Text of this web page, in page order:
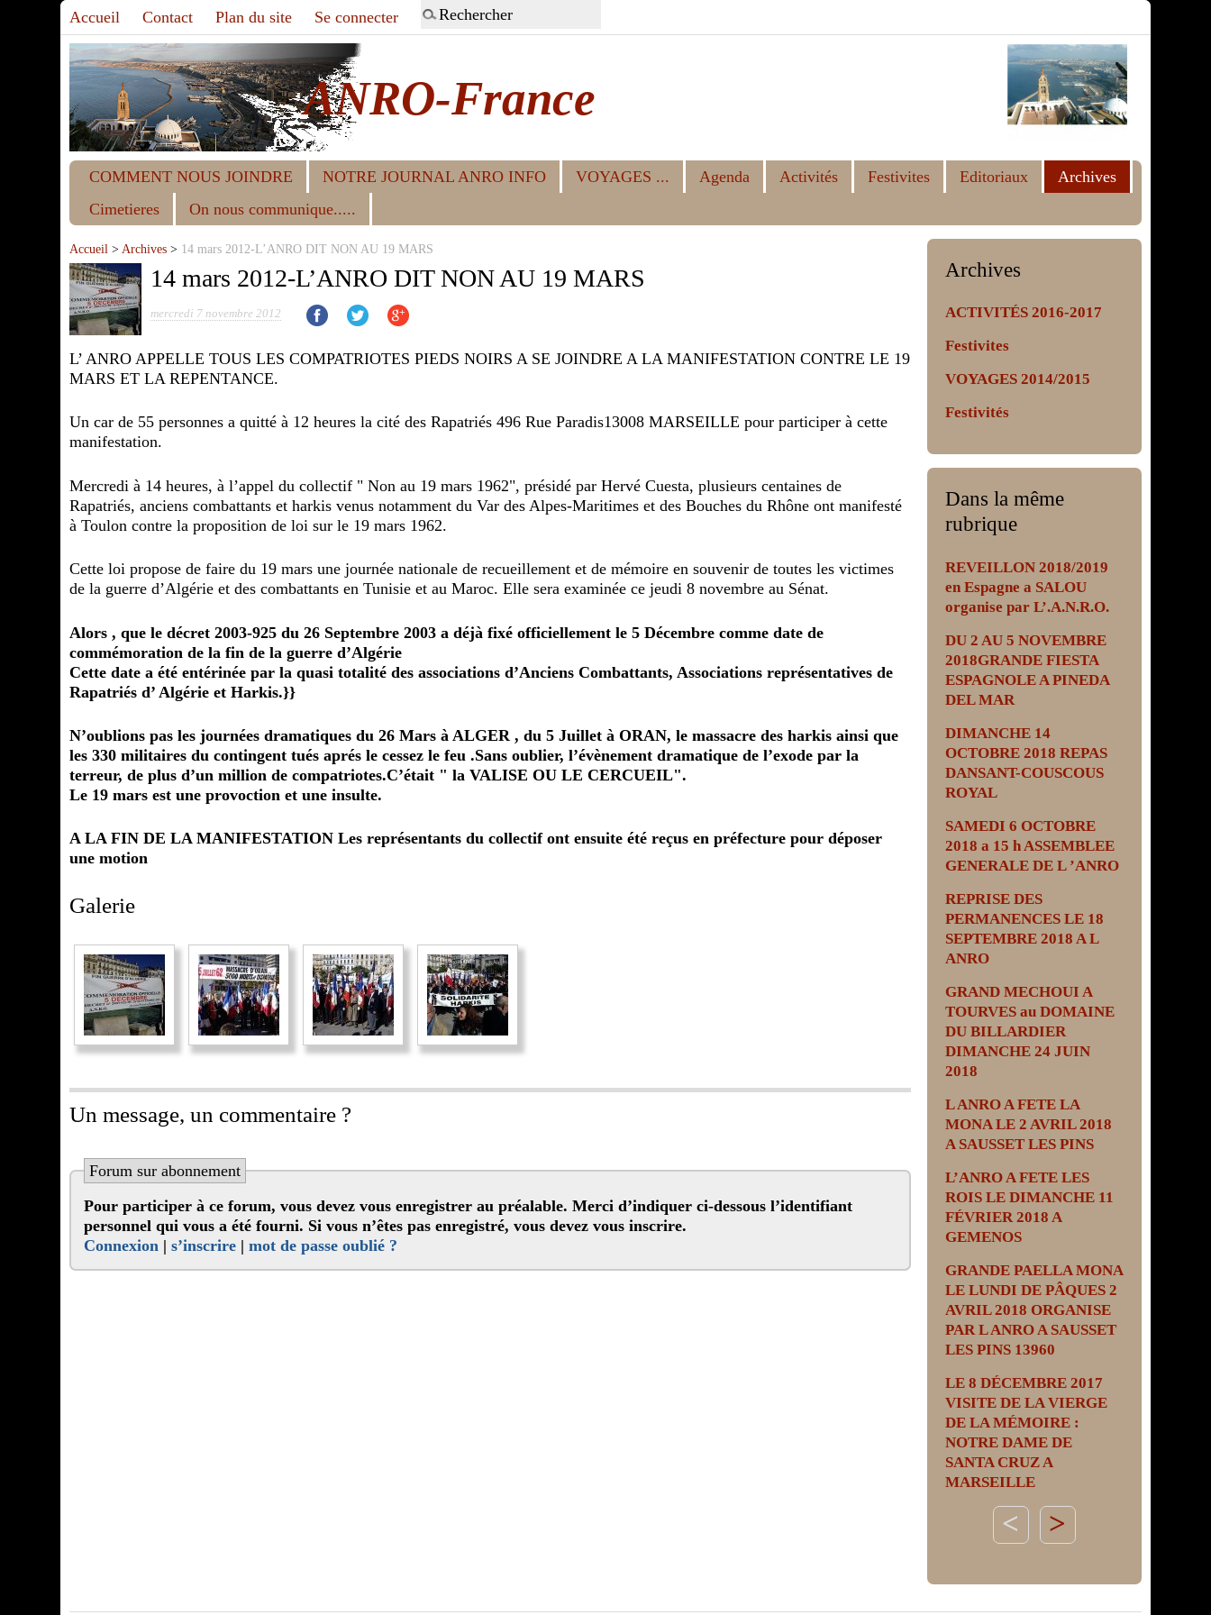
Accueil Contact Plan du site Se connecter
ANRO-France
COMMENT NOUS JOINDRE NOTRE JOURNAL ANRO INFO VOYAGES ... Agenda Activités Festivites Editoriaux
Archives
Cimetieres
On nous communique.....
Accueil > Archives > 14 mars 2012-L’ANRO DIT NON AU 19 MARS
14 mars 2012-L’ANRO DIT NON AU 19 MARS
mercredi 7 novembre 2012
L’ ANRO APPELLE TOUS LES COMPATRIOTES PIEDS NOIRS A SE JOINDRE A LA MANIFESTATION CONTRE LE 19
MARS ET LA REPENTANCE.
Un car de 55 personnes a quitté à 12 heures la cité des Rapatriés 496 Rue Paradis13008 MARSEILLE pour participer à cette
manifestation.
Mercredi à 14 heures, à l’appel du collectif " Non au 19 mars 1962", présidé par Hervé Cuesta, plusieurs centaines de
Rapatriés, anciens combattants et harkis venus notamment du Var des Alpes-Maritimes et des Bouches du Rhône ont manifesté
à Toulon contre la proposition de loi sur le 19 mars 1962.
Cette loi propose de faire du 19 mars une journée nationale de recueillement et de mémoire en souvenir de toutes les victimes
de la guerre d’Algérie et des combattants en Tunisie et au Maroc. Elle sera examinée ce jeudi 8 novembre au Sénat.
Alors , que le décret 2003-925 du 26 Septembre 2003 a déjà fixé officiellement le 5 Décembre comme date de
commémoration de la fin de la guerre d’Algérie
Cette date a été entérinée par la quasi totalité des associations d’Anciens Combattants, Associations représentatives de
Rapatriés d’ Algérie et Harkis.}}
N’oublions pas les journées dramatiques du 26 Mars à ALGER , du 5 Juillet à ORAN, le massacre des harkis ainsi que
les 330 militaires du contingent tués aprés le cessez le feu .Sans oublier, l’évènement dramatique de l’exode par la
terreur, de plus d’un million de compatriotes.C’était " la VALISE OU LE CERCUEIL".
Le 19 mars est une provoction et une insulte.
A LA FIN DE LA MANIFESTATION Les représentants du collectif ont ensuite été reçus en préfecture pour déposer
une motion
Galerie
Un message, un commentaire ?
Forum sur abonnement
Pour participer à ce forum, vous devez vous enregistrer au préalable. Merci d’indiquer ci-dessous l’identifiant
personnel qui vous a été fourni. Si vous n’êtes pas enregistré, vous devez vous inscrire.
Connexion |s’inscrire |mot de passe oublié ?
Archives
ACTIVITÉS 2016-2017
Festivites
VOYAGES 2014/2015
Festivités
Dans la même
rubrique
REVEILLON 2018/2019
en Espagne a SALOU
organise par L’.A.N.R.O.
DU 2 AU 5 NOVEMBRE
2018GRANDE FIESTA
ESPAGNOLE A PINEDA
DEL MAR
DIMANCHE 14
OCTOBRE 2018 REPAS
DANSANT-COUSCOUS
ROYAL
SAMEDI 6 OCTOBRE
2018 a 15 h ASSEMBLEE
GENERALE DE L ’ANRO
REPRISE DES
PERMANENCES LE 18
SEPTEMBRE 2018 A L
ANRO
GRAND MECHOUI A
TOURVES au DOMAINE
DU BILLARDIER
DIMANCHE 24 JUIN
2018
L ANRO A FETE LA
MONA LE 2 AVRIL 2018
A SAUSSET LES PINS
L’ANRO A FETE LES
ROIS LE DIMANCHE 11
FÉVRIER 2018 A
GEMENOS
GRANDE PAELLA MONA
LE LUNDI DE PÂQUES 2
AVRIL 2018 ORGANISE
PAR L ANRO A SAUSSET
LES PINS 13960
LE 8 DÉCEMBRE 2017
VISITE DE LA VIERGE
DE LA MÉMOIRE :
NOTRE DAME DE
SANTA CRUZ A
MARSEILLE
>